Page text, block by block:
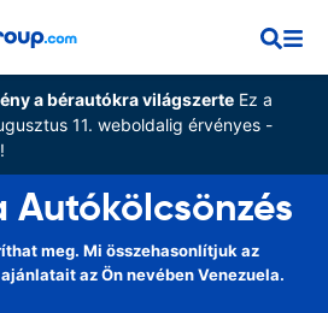
a bérautókra világszerteEz a
11. weboldalig érvényes -
Autókölcsönzés
meg. Mi összehasonlítjuk az
az Ön nevében Venezuela.